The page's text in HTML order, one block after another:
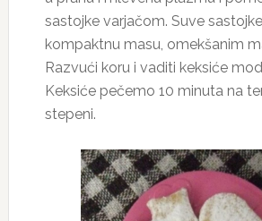
sastojke varjačom. Suve
kompaktnu masu, omekšanim
Razvući koru i vaditi keksiće
Keksiće pečemo 10 minuta na
stepeni.